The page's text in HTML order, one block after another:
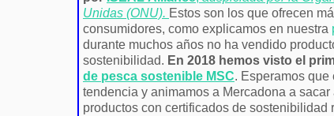
Unidas (ONU). Estos son los que ofrecen
consumidores, como explicamos en nuestra
durante muchos años no ha vendido
sostenibilidad. En 2018 hemos visto el
de pesca sostenible MSC. Esperamos que
tendencia y animamos a Mercadona a
productos con certificados de sostenibilidad